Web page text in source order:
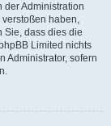
der Administration
haben,
Sie, dass dies die
Limited nichts
Administrator, sofern